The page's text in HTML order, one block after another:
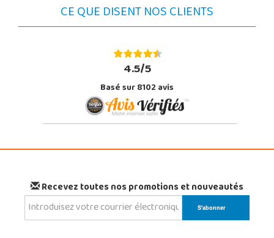
CE QUE DISENT NOS CLIENTS
4.5/5
Basé sur 8102 avis
Recevez toutes nos promotions et nouveautés